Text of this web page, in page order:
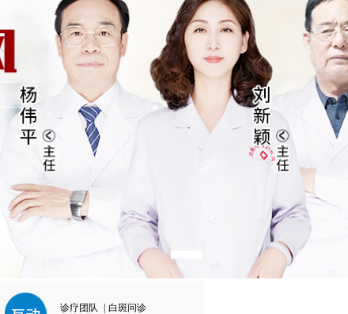
诊疗团队
白斑问诊